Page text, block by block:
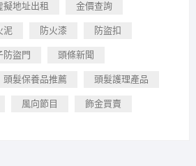
擬地址出租 金價查詢
泥 防火漆 防盜扣
防盜門 頭條新聞
頭髮保養品推薦 頭髮護理產品
風向節目 飾金買賣